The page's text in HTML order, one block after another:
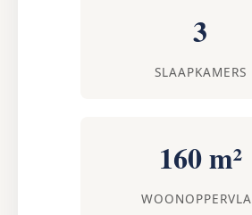
3
SLAAPKAMERS
160 m²